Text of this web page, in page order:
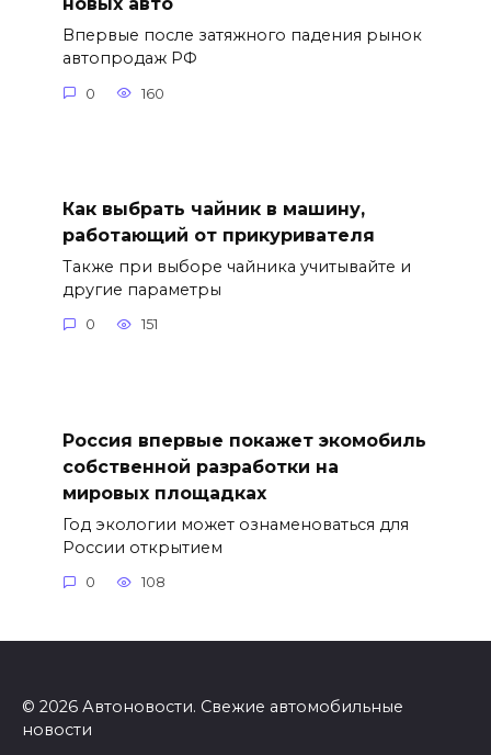
Впервые после затяжного падения рынок
автопродаж РФ
0 160
Как выбрать чайник в машину,
работающий от прикуривателя
Также при выборе чайника учитывайте и
другие параметры
0 151
Россия впервые покажет экомобиль
собственной разработки на
мировых площадках
Год экологии может ознаменоваться для
России открытием
0 108
© 2026 Автоновости. Свежие автомобильные
новости